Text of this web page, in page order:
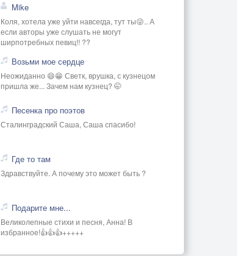
Mike
Коля, хотела уже уйти навсегда, тут ты😜.. А
если авторы уже слушать не могут
ширпотребных певиц!! ??
Возьми мое сердце
Неожиданно 😄😁 Светк, врушка, с кузнецом
пришла же... Зачем нам кузнец? 🤭
Песенка про поэтов
Сталинградский Саша, Саша спасибо!
Где то там
Здравствуйте. А почему это может быть ?
Подарите мне...
Великолепные стихи и песня, Анна! В
избранное!👍👍👍+++++